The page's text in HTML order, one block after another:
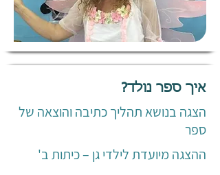
איך ספר נולד?
הצגה בנושא תהליך כתיבה והוצאה של
ספר
ההצגה מיועדת לילדי גן – כיתות ב'